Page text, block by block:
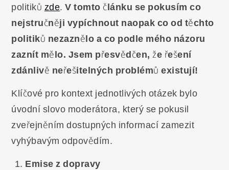
politiků zde.V tomto článku se pokusím co
nejstručněji vypíchnout naopak co od těchto
politiků nezaznělo a co podle mého názoru
zaznít mělo. Jsem přesvědčen, že řešení
zdánlivě neřešitelných problémů existují!
Klíčové pro kontext jednotlivých otázek bylo
úvodní slovo moderátora, který se pokusil
zveřejněním dostupných informací zamezit
vyhýbavým odpovědím.
Emise z dopravy